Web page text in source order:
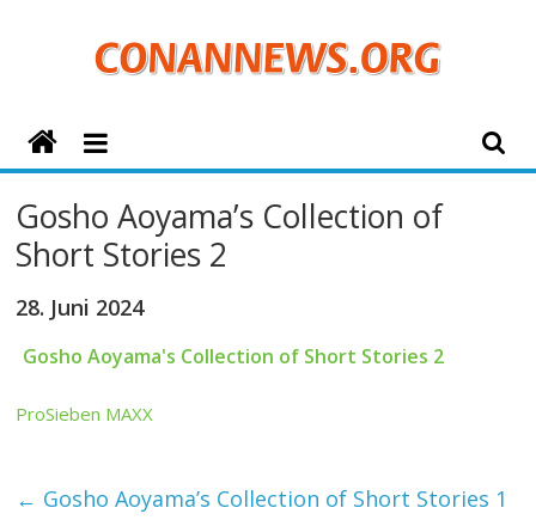
ConanNews.org
Conan
News
Gosho Aoyama’s Collection of
Short Stories 2
28. Juni 2024
Gosho Aoyama's Collection of Short Stories 2
ProSieben MAXX
← Gosho Aoyama’s Collection of Short Stories 1